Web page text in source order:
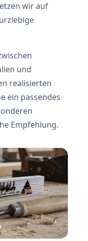
wir auf
und
realisierten
ein passendes
Empfehlung.